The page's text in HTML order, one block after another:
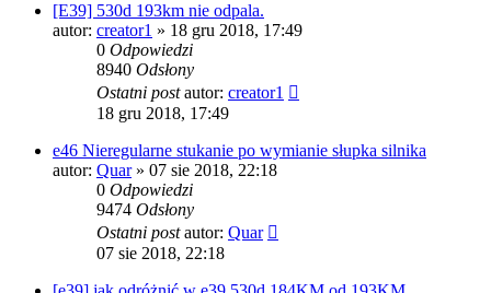
[E39] 530d 193km nie odpala.
autor: creator1 » 18 gru 2018, 17:49
0 Odpowiedzi
8940 Odsłony
Ostatni postautor: creator1
18 gru 2018, 17:49
e46 Nieregularne stukanie po wymianie słupka silnika
autor: Quar» 07 sie 2018, 22:18
0 Odpowiedzi
9474 Odsłony
Ostatni postautor: Quar
07 sie 2018, 22:18